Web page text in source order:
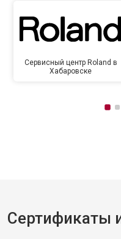
Сервисный центр Roland в
Хабаровске
Сертификаты